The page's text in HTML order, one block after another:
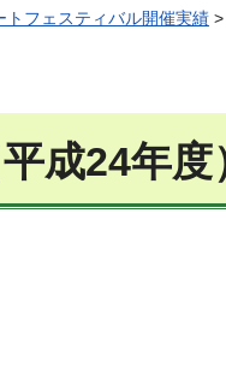
トフェスティバル開催実績
成24年度